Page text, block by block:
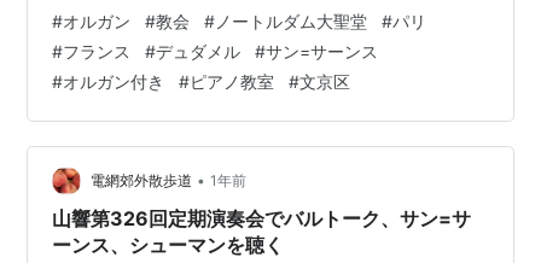
んたちが携わり、見事に復旧しましたね。パイプの取り
換えだけでも相当大変だったでしょう。日本人の職人さ
んも復旧に携わったとのことも誇りに思います。 その修
復工事を経て、2024年12月7日に復活を告げる演奏会が
行われました👏 ノートルダム大聖堂は、ヨーロッパの精
神文化・歴史・芸術の象…
#オルガン #教会 # ノートルダム大聖堂 #パリ
#フランス #デュダメル #サン=サーンス
#オルガン付き #ピアノ教室 #文京区
電網郊外散歩道 • 1年前
山響第326回定期演奏会でバルトーク、サン=サ
ーンス、シューマンを聴く